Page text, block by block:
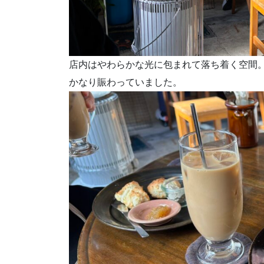
店内はやわらかな光に包まれて落ち着く空間
かなり賑わっていました。